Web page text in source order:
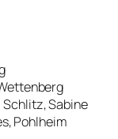
Sabine
Pohlheim